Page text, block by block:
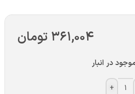
۳۶۱,۰۰۴ تومان
در انبار
+